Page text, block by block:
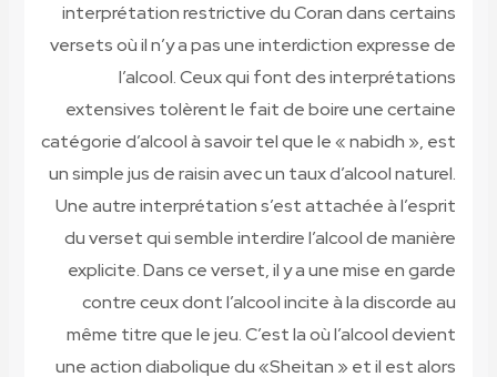
interprétation restrictive du Coran dans certains
versets où il n’y a pas une interdiction expresse de
l’alcool. Ceux qui font des interprétations
extensives tolèrent le fait de boire une certaine
catégorie d’alcool à savoir tel que le « nabidh », est
un simple jus de raisin avec un taux d’alcool naturel.
Une autre interprétation s’est attachée à l’esprit
du verset qui semble interdire l’alcool de manière
explicite. Dans ce verset, il y a une mise en garde
contre ceux dont l’alcool incite à la discorde au
même titre que le jeu. C’est la où l’alcool devient
une action diabolique du «Sheitan » et il est alors